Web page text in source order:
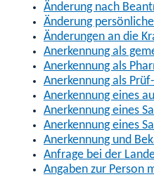
Änderung nach
Änderung
Änderungen an die
Anerkennung als
Anerkennung als
Anerkennung als
Anerkennung eines
Anerkennung eines
Anerkennung eines
Anerkennung und
Anfrage bei der
Angaben zur Person